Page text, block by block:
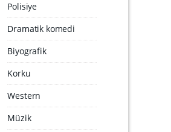
Polisiye
Dramatik komedi
Biyografik
Korku
Western
Müzik